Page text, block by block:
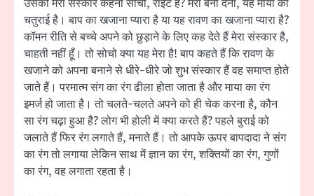
उसको मेरा संस्कार कहना सोचो, राइट है? मेरा बना देना, यह माया की
चतुराई है। बाप का खजाना प्यारा है या यह रावण का खजाना प्यारा है?
कॉमन रीति से बच्चे अपने को छुड़ाने के लिए कह देते हैं मेरा संस्कार है,
चाहती नहीं हूँ। तो सोचो क्या यह मेरा है! बाप कहते हैं कि रावण के
खजाने को अपना बनाने से धीरे-धीरे जो शुभ संस्कार हैं वह समाप्त होते
जाते हैं। परमात्म संग का रंग ढीला होता जाता है और माया का रंग
इमर्ज हो जाता है। तो चलते-चलते अपने को ही चेक करना है, कौन
सा रंग चढ़ा हुआ है? लोग भी होली में क्या करते हैं? पहले बुराई को
जलाते हैं फिर रंग लगाते हैं, मनाते हैं। तो आपके ऊपर बापदादा ने संग
का रंग तो लगाया लेकिन साथ में ज्ञान का रंग, शक्तियों का रंग, गुणों
का रंग, वह लगाता रहता है।